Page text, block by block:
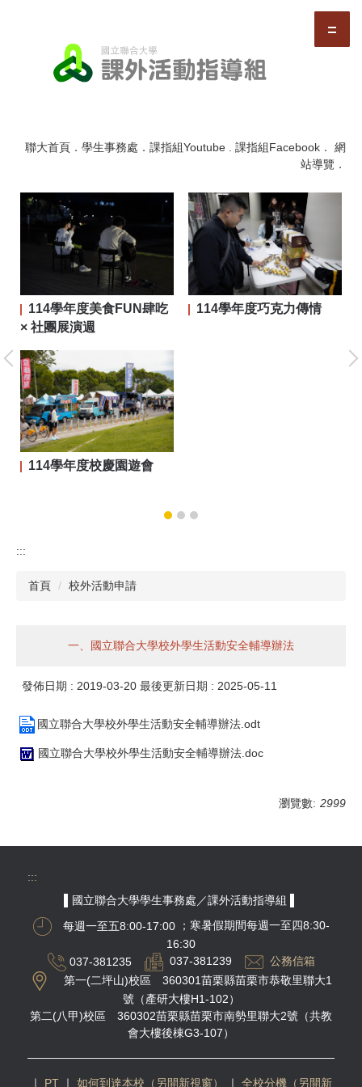
聯大首頁 ． 學生事務處 ． 課指組Youtube . 課指組Facebook ． 網
站導覽 ．
114學年度美食FUN肆吃
× 社團展演週
114學年度巧克力傳情
114學年度校慶園遊會
:::
首頁 校外活動申請
一、國立聯合大學校外學生活動安全輔導辦法
發佈日期 : 2019-03-20 最後更新日期 : 2025-05-11
國立聯合大學校外學生活動安全輔導辦法.odt
國立聯合大學校外學生活動安全輔導辦法.doc
瀏覽數: 2999
:::
▌國立聯合大學學生事務處／課外活動指導組 ▌
每週一至五8:00-17:00
；寒暑假期間每週一至四8:30-
16:30
037-381235
037-381239
公務信箱
第一(二坪山)校區 360301苗栗縣苗栗市恭敬里聯大1
號（產研大樓H1-102）
第二(八甲)校區 360302苗栗縣苗栗市南勢里聯大2號（共教
會大樓後棟G3-107）
｜ PT ｜ 如何到達本校（另開新視窗） ｜ 全校分機（另開新